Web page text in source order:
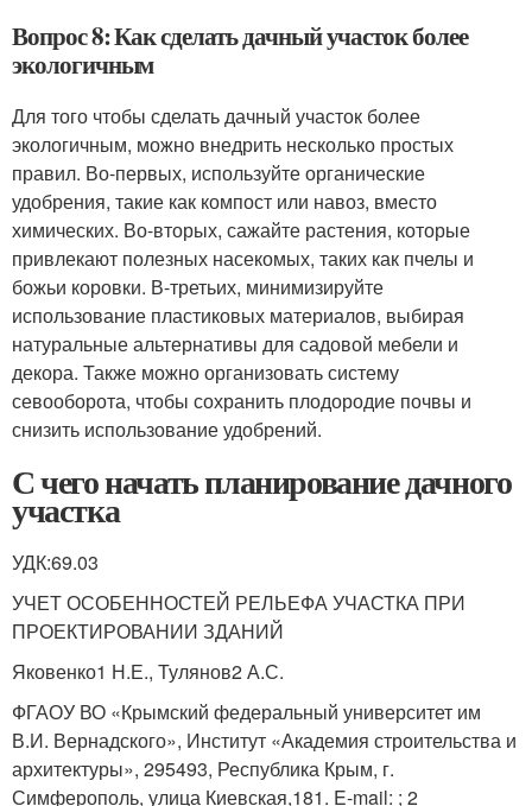
Вопрос 8: Как сделать дачный участок более
экологичным
Для того чтобы сделать дачный участок более
экологичным, можно внедрить несколько простых
правил. Во-первых, используйте органические
удобрения, такие как компост или навоз, вместо
химических. Во-вторых, сажайте растения, которые
привлекают полезных насекомых, таких как пчелы и
божьи коровки. В-третьих, минимизируйте
использование пластиковых материалов, выбирая
натуральные альтернативы для садовой мебели и
декора. Также можно организовать систему
севооборота, чтобы сохранить плодородие почвы и
снизить использование удобрений.
С чего начать планирование дачного
участка
УДК:69.03
УЧЕТ ОСОБЕННОСТЕЙ РЕЛЬЕФА УЧАСТКА ПРИ
ПРОЕКТИРОВАНИИ ЗДАНИЙ
Яковенко1 Н.Е., Тулянов2 А.С.
ФГАОУ ВО «Крымский федеральный университет им
В.И. Вернадского», Институт «Академия строительства и
архитектуры», 295493, Республика Крым, г.
Симферополь, улица Киевская,181. E-mail: ; 2